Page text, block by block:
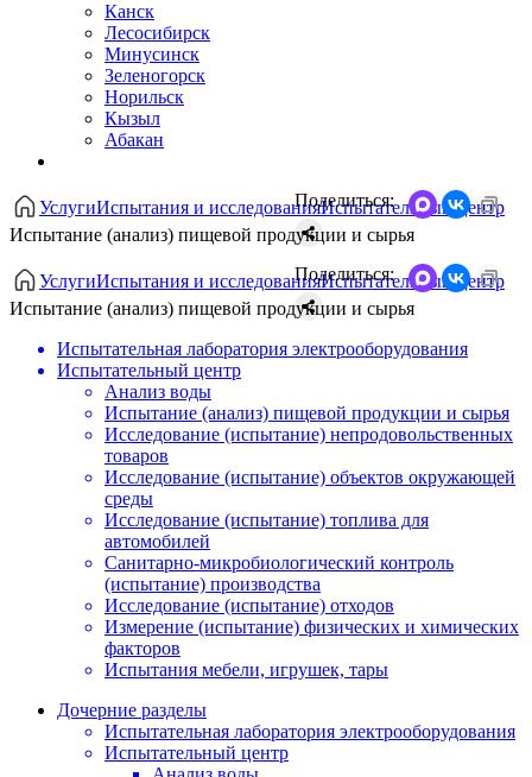
Канск
Лесосибирск
Минусинск
Зеленогорск
Норильск
Кызыл
Абакан
УслугиИспытания и исследованияИспытательный центр
Испытание (анализ) пищевой продукции и сырья
Поделиться:
УслугиИспытания и исследованияИспытательный центр
Испытание (анализ) пищевой продукции и сырья
Поделиться:
Испытательная лаборатория электрооборудования
Испытательный центр
Анализ воды
Испытание (анализ) пищевой продукции и сырья
Исследование (испытание) непродовольственных
товаров
Исследование (испытание) объектов окружающей
среды
Исследование (испытание) топлива для
автомобилей
Санитарно-микробиологический контроль
(испытание) производства
Исследование (испытание) отходов
Измерение (испытание) физических и химических
факторов
Испытания мебели, игрушек, тары
Дочерние разделы
Испытательная лаборатория электрооборудования
Испытательный центр